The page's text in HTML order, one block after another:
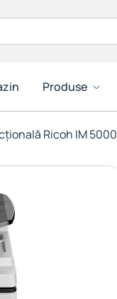
Produse
Ricoh IM 5000